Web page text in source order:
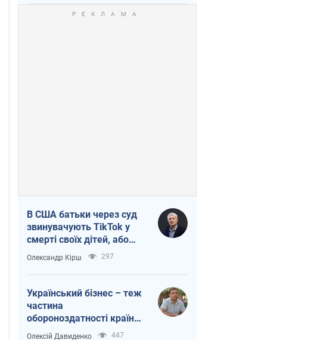
В США батьки через суд
звинувачують TikTok у
смерті своїх дітей, або
Атака КНР на молодь
Олександр Кірш 297
Український бізнес – теж
частина
обороноздатності країни.
Не віддавайте їхній ринок
Олексій Давиденко 447